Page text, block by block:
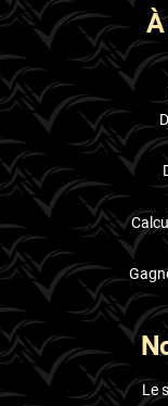
Skoda
Smart
Ssangyong
Subaru
Suzuki
Tata
Tesla
Toyota
Volkswagen
Volvo
Le